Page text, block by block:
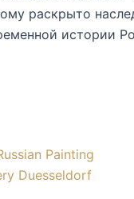
раскрыто
истории